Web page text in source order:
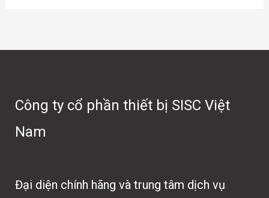
Công ty cổ phần thiết bị SISC Việt
Nam
Đại diện chính hãng và trung tâm dịch vụ